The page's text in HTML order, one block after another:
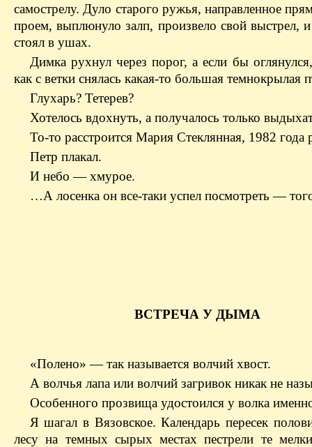
самострелу. Дуло старого ружья, направленное
проем, выплюнуло залп, произвело свой выстрел,
стоял в ушах.
Димка рухнул через порог, а если бы
как с ветки снялась какая-то большая темнокрылая
Глухарь? Тетерев?
Хотелось вдохнуть, а получалось только
То-то расстроится Мария Стеклянная, 1982 года
Петр плакал.
И небо — хмурое.
…А лосенка он все-таки успел посмотреть —
ВСТРЕЧА У ДЫМА
«Полено» — так называется волчий хвост.
А волчья лапа или волчий загривок никак не
Особенного прозвища удостоился у волка
Я шагал в Вязовское. Календарь пересек
лесу на темных сырых местах пестрели те